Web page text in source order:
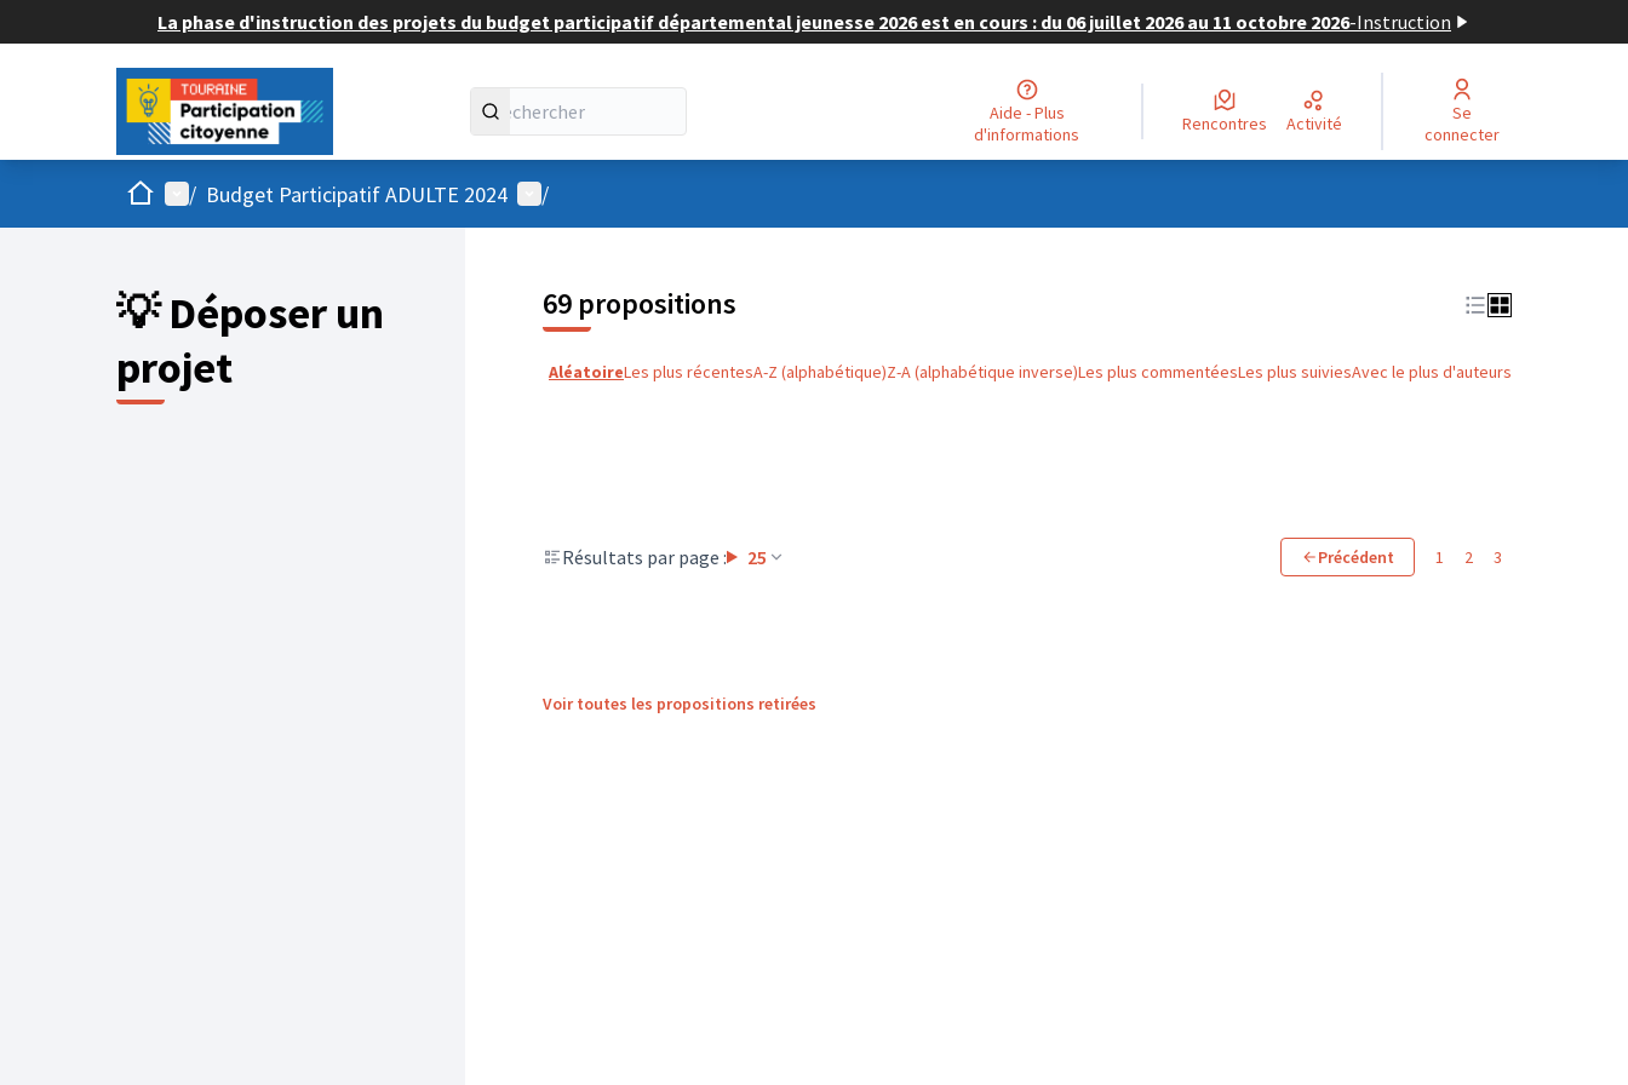
La phase d'instruction des projets du budget participatif départemental jeunesse 2026 est en cours : du 06 juillet 2026 au 11 octobre 2026-Instruction
Aide - Plus
d'informations
Rencontres Activité
Se
connecter
AccueilMenu principal
/ Budget Participatif ADULTE 2024 Menu utilisateur
/
💡 Déposer un
projet
69 propositions
AléatoireLes plus récentesA-Z (alphabétique)Z-A (alphabétique inverse)Les plus commentéesLes plus suiviesAvec le plus d'auteurs
Résultats par page : 25 Précédent 1 2 3
Voir toutes les propositions retirées